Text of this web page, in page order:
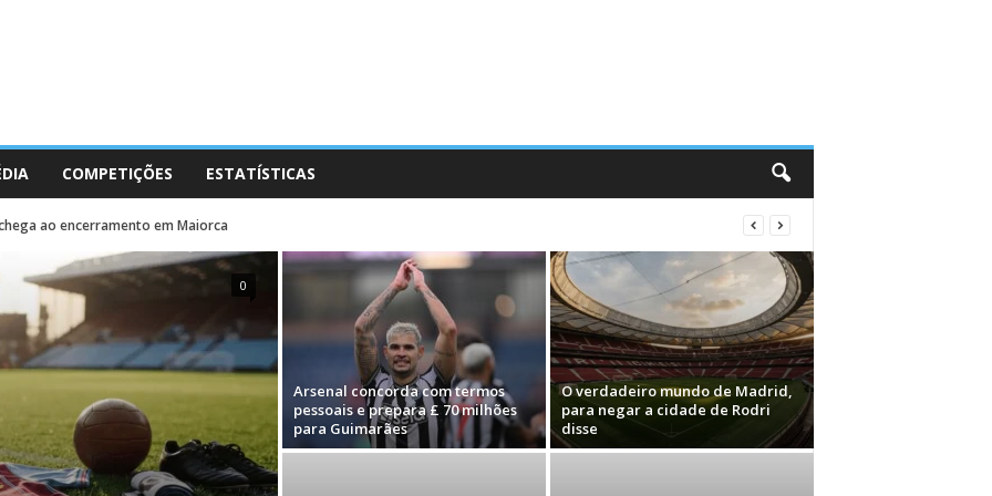
COMPETIÇÕES ESTATÍSTICAS
ao encerramento em Maiorca
0
Arsenal concorda com termos
pessoais e prepara £ 70 milhões
para Guimarães
O verdadeiro mundo de Madrid,
para negar a cidade de Rodri
disse